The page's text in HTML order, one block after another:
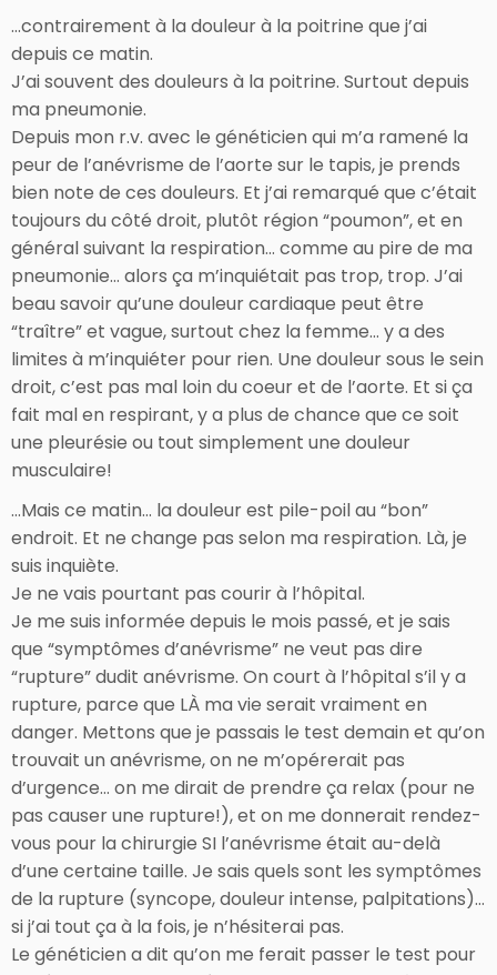
…contrairement à la douleur à la poitrine que j’ai
depuis ce matin.
J’ai souvent des douleurs à la poitrine. Surtout depuis
ma pneumonie.
Depuis mon r.v. avec le généticien qui m’a ramené la
peur de l’anévrisme de l’aorte sur le tapis, je prends
bien note de ces douleurs. Et j’ai remarqué que c’était
toujours du côté droit, plutôt région “poumon”, et en
général suivant la respiration… comme au pire de ma
pneumonie… alors ça m’inquiétait pas trop, trop. J’ai
beau savoir qu’une douleur cardiaque peut être
“traître” et vague, surtout chez la femme… y a des
limites à m’inquiéter pour rien. Une douleur sous le sein
droit, c’est pas mal loin du coeur et de l’aorte. Et si ça
fait mal en respirant, y a plus de chance que ce soit
une pleurésie ou tout simplement une douleur
musculaire!
…Mais ce matin… la douleur est pile-poil au “bon”
endroit. Et ne change pas selon ma respiration. Là, je
suis inquiète.
Je ne vais pourtant pas courir à l’hôpital.
Je me suis informée depuis le mois passé, et je sais
que “symptômes d’anévrisme” ne veut pas dire
“rupture” dudit anévrisme. On court à l’hôpital s’il y a
rupture, parce que LÀ ma vie serait vraiment en
danger. Mettons que je passais le test demain et qu’on
trouvait un anévrisme, on ne m’opérerait pas
d’urgence… on me dirait de prendre ça relax (pour ne
pas causer une rupture!), et on me donnerait rendez-
vous pour la chirurgie SI l’anévrisme était au-delà
d’une certaine taille. Je sais quels sont les symptômes
de la rupture (syncope, douleur intense, palpitations)…
si j’ai tout ça à la fois, je n’hésiterai pas.
Le généticien a dit qu’on me ferait passer le test pour